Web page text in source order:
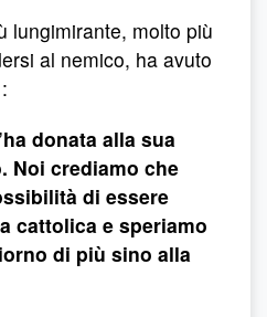
lungimirante, molto più
al nemico, ha avuto
donata alla sua
Noi crediamo che
di essere
cattolica e speriamo
di più sino alla